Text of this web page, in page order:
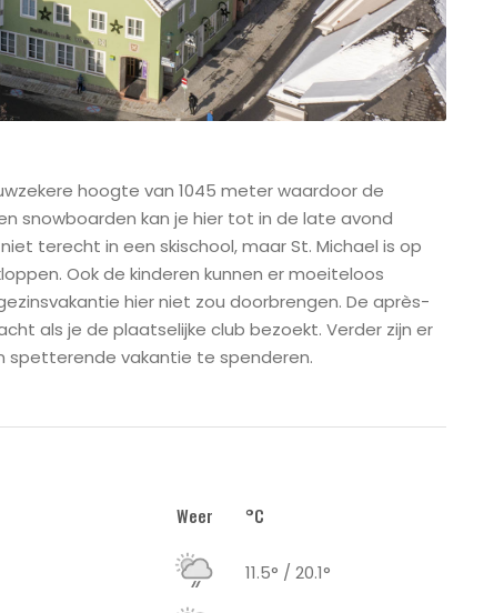
hoogte van 1045 meter waardoor de
snowboarden kan je hier tot in de late avond
terecht in een skischool, maar St. Michael is op
Ook de kinderen kunnen er moeiteloos
hier niet zou doorbrengen. De après-
als je de plaatselijke club bezoekt. Verder zijn er
spetterende vakantie te spenderen.
Weer °C
11.5° / 20.1°